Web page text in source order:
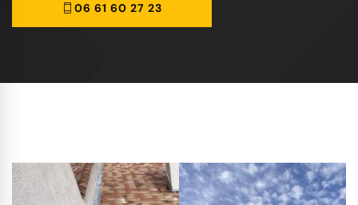
06 61 60 27 23